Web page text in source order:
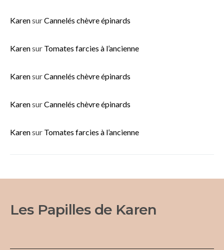
KarensurCannelés chèvre épinards
Karensur Tomates farcies à l’ancienne
KarensurCannelés chèvre épinards
KarensurCannelés chèvre épinards
Karensur Tomates farcies à l’ancienne
Les Papilles de Karen